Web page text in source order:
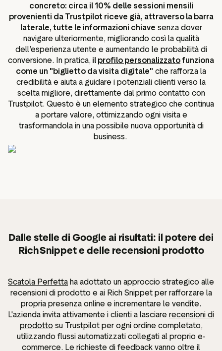
concreto: circa il 10% delle sessioni mensili
provenienti da Trustpilot riceve già, attraverso la barra
laterale, tutte le informazioni chiave senza dover
navigare ulteriormente, migliorando così la qualità
dell’esperienza utente e aumentando le probabilità di
conversione. In pratica, il profilo personalizzatofunziona
come un "biglietto da visita digitale" che rafforza la
credibilità e aiuta a guidare i potenziali clienti verso la
scelta migliore, direttamente dal primo contatto con
Trustpilot. Questo è un elemento strategico che continua
a portare valore, ottimizzando ogni visita e
trasformandola in una possibile nuova opportunità di
business.
Dalle stelle di Google ai risultati: il potere dei
Rich Snippet e delle recensioni prodotto
Scatola Perfetta ha adottato un approccio strategico alle
recensioni di prodotto e ai Rich Snippet per rafforzare la
propria presenza online e incrementare le vendite.
L'azienda invita attivamente i clienti a lasciare recensioni di
prodottosu Trustpilot per ogni ordine completato,
utilizzando flussi automatizzati collegati al proprio e-
commerce. Le richieste di feedback vanno oltre il